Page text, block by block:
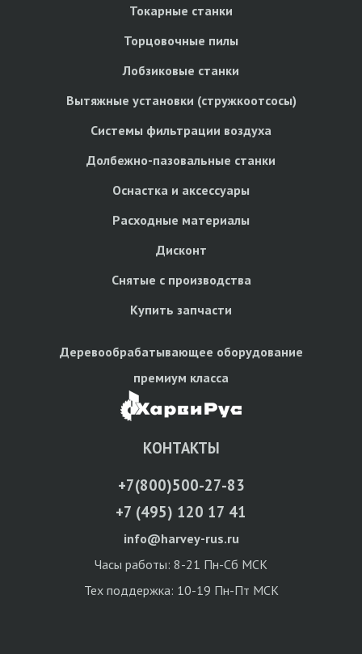
Токарные станки
Торцовочные пилы
Лобзиковые станки
Вытяжные установки (стружкоотсосы)
Системы фильтрации воздуха
Долбежно-пазовальные станки
Оснастка и аксессуары
Расходные материалы
Дисконт
Снятые с производства
Купить запчасти
Деревообрабатывающее оборудование
премиум класса
КОНТАКТЫ
+7(800)500-27-83
+7 (495) 120 17 41
info@harvey-rus.ru
Часы работы: 8-21 Пн-Сб МСК
Тех поддержка: 10-19 Пн-Пт МСК